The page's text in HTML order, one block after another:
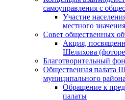
самоуправления с
Участие
местного значения
Совет общественных
Акция,
Шелихова
Благотворительный
Общественная палата
муниципального района
Обращение к
палаты